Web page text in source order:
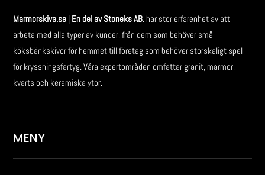
Marmorskiva.se | En del av Stoneks AB.har stor erfarenhet av att
arbeta med alla typer av kunder, från dem som behöver små
köksbänkskivor för hemmet till företag som behöver storskaligt spel
för kryssningsfartyg. Våra expertområden omfattar granit, marmor,
kvarts och keramiska ytor.
MENY